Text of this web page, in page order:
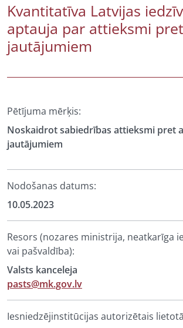
Kvantitatīva Latvijas
aptauja par attieksmi
jautājumiem
Pētījuma mērķis:
Noskaidrot sabiedrības attieksmi pret
jautājumiem
Nodošanas datums:
10.05.2023
Resors (nozares ministrija, neatkarīga
vai pašvaldība):
Valsts kanceleja
pasts@mk.gov.lv
Iesniedzējinstitūcijas autorizētais